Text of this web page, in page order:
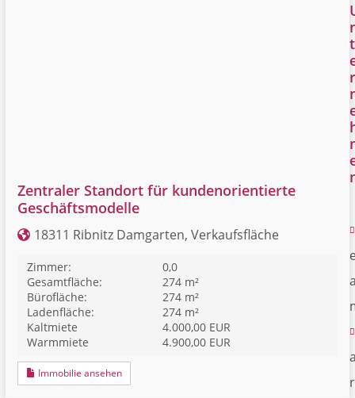
Zentraler Standort für kundenorientierte
Geschäftsmodelle
18311 Ribnitz Damgarten, Verkaufsfläche
Zimmer:
0,0
Gesamtfläche:
274 m²
Bürofläche:
274 m²
Ladenfläche:
274 m²
Kaltmiete
4.000,00 EUR
Warmmiete
4.900,00 EUR
Immobilie ansehen
t
r
r